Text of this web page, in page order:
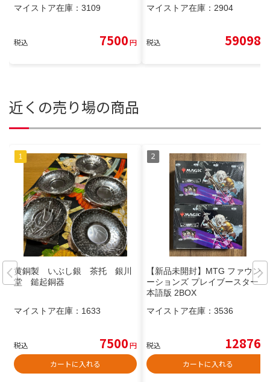
マイストア在庫： 3109
税込 7500円
マイストア在庫： 2904
税込 59098
近くの売り場の商品
黄銅製 いぶし銀 茶托 銀川
堂 鎚起銅器
マイストア在庫： 1633
税込 7500円
カートに入れる
【新品未開封】MTG ファウンデ
ーションズ プレイブースター 日
本語版 2BOX
マイストア在庫： 3536
税込 12876
カートに入れる